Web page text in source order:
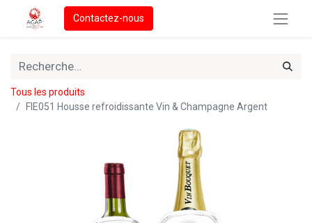
Contactez-nous
Tous les produits
FIE051 Housse refroidissante Vin & Champagne Argent